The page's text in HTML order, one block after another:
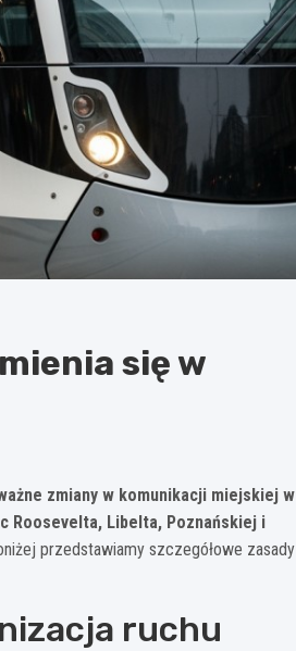
się w
zmiany w komunikacji miejskiej w
Roosevelta, Libelta, Poznańskiej i
przedstawiamy szczegółowe zasady
ruchu